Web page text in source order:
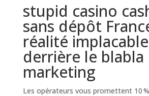
stupid casino
sans dépôt
réalité implacable
derrière le blabla
marketing
Les opérateurs vous promettent 10